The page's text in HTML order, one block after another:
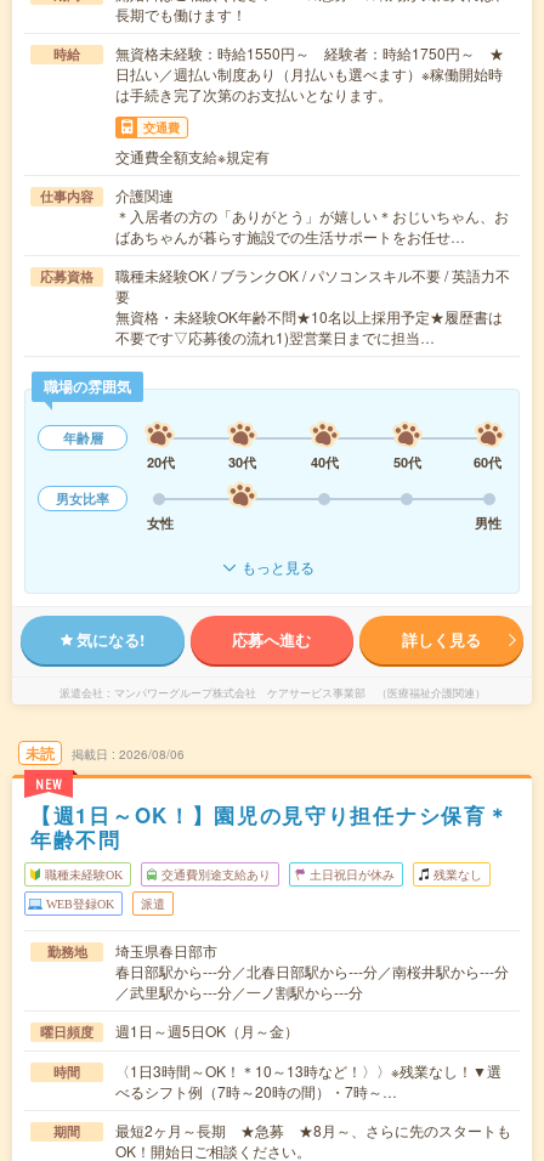
長期でも働けます！
時給
無資格未経験：時給1550円～ 経験者：時給1750円～ ★
日払い／週払い制度あり（月払いも選べます）※稼働開始時
は手続き完了次第のお支払いとなります。
交通費
交通費全額支給※規定有
仕事内容
介護関連
＊入居者の方の「ありがとう」が嬉しい＊おじいちゃん、お
ばあちゃんが暮らす施設での生活サポートをお任せ…
応募資格
職種未経験OK / ブランクOK / パソコンスキル不要 / 英語力不
要
無資格・未経験OK年齢不問★10名以上採用予定★履歴書は
不要です▽応募後の流れ1)翌営業日までに担当…
職場の雰囲気
年齢層
20代
30代 40代 50代
60代
男女比率
女性
男性
もっと見る
気になる! 応募へ進む 詳しく見る
派遣会社 マンパワーグループ株式会社 ケアサービス事業部 （医療福祉介護関連）
未読
NEW
掲載日 2026/08/06
【週1日～OK！】園児の見守り担任ナシ保育＊
年齢不問
職種未経験OK 交通費別途支給あり 土日祝日が休み 残業なし
WEB登録OK 派遣
勤務地
埼玉県春日部市
春日部駅から---分／北春日部駅から---分／南桜井駅から---分
／武里駅から---分／一ノ割駅から---分
曜日頻度 週1日～週5日OK（月～金）
時間
〈1日3時間～OK！＊10～13時など！〉〉※残業なし！▼選
べるシフト例（7時～20時の間）・7時～…
期間
最短2ヶ月～長期 ★急募 ★8月～、さらに先のスタートも
OK！開始日ご相談ください。